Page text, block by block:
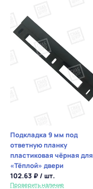
Подкладка 9 мм под
ответную планку
пластиковая чёрная для
«Тёплой» двери
102.63 ₽ / шт.
Проверить наличие